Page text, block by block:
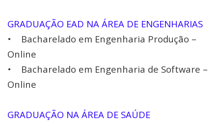
GRADUAÇÃO EAD NA ÁREA DE ENGENHARIAS
• Bacharelado em Engenharia Produção –
Online
• Bacharelado em Engenharia de Software –
Online
GRADUAÇÃO NA ÁREA DE SAÚDE